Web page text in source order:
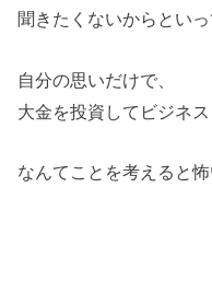
聞きたくないからといっ
自分の思いだけで、
大金を投資してビジネ
なんてことを考えると怖